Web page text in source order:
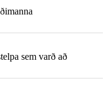
sem varð að